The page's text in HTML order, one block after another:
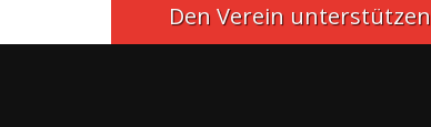
Den Verein unterstützen